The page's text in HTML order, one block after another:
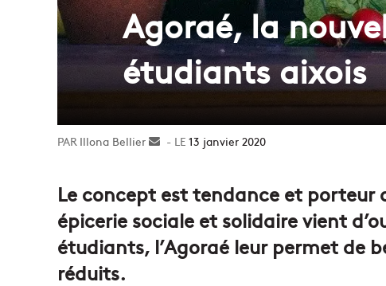
Agoraé, la
étudiants aixois
Illona Bellier
Envoyer13 janvier 2020
Le concept est tendance et porteur
épicerie sociale et solidaire vient
étudiants, l’Agoraé leur permet de
réduits.